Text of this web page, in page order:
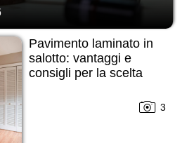
Pavimento laminato in
salotto: vantaggi e
consigli per la scelta
3